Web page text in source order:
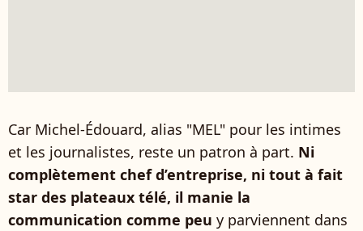
Car Michel-Édouard, alias "MEL" pour les intimes
et les journalistes, reste un patron à part. Ni
complètement chef d’entreprise, ni tout à fait
star des plateaux télé, il manie la
communication comme peu y parviennent dans